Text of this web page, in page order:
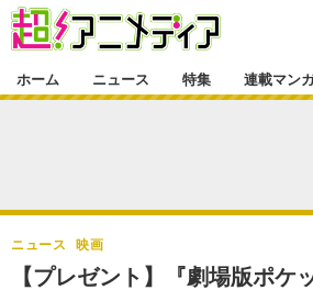
ゲーム・アプリ
特集一覧
連載マンガ
連載マンガ一覧
番組・動画
ホーム ニュース 特集 連載マン
【プレゼント】『劇場版ポケ
ニュース 映画